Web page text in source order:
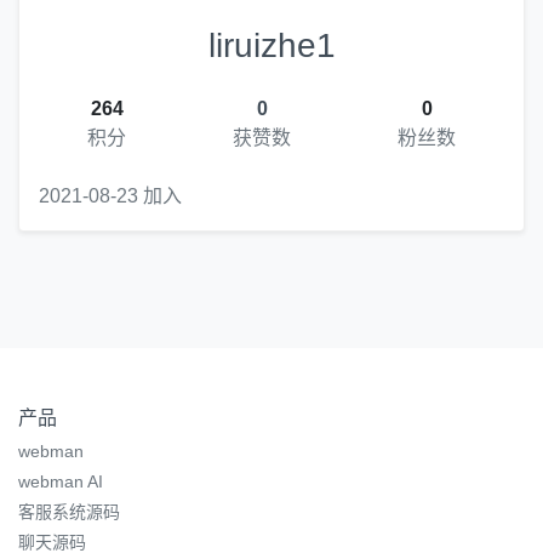
liruizhe1
264
积分
0
获赞数
0
粉丝数
2021-08-23 加入
产品
webman
webman AI
客服系统源码
聊天源码